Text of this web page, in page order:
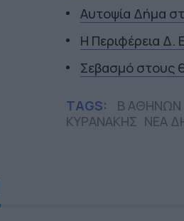
Αυτοψία Δήμα
Η Περιφέρεια Δ.
Σεβασμό στους
TAGS: Β ΑΘΗΝΩΝ
ΚΥΡΑΝΑΚΗΣ ΝΕΑ